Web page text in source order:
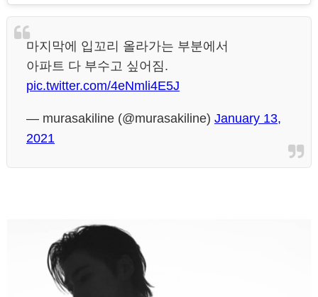
마지막에 입꼬리 올라가는 부분에서
아파트 다 부수고 싶어짐.
pic.twitter.com/4eNmli4E5J
— murasakiline (@murasakiline) January 13,
2021